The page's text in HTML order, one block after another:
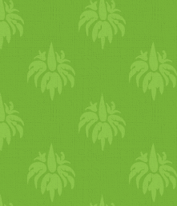
brokkoli,